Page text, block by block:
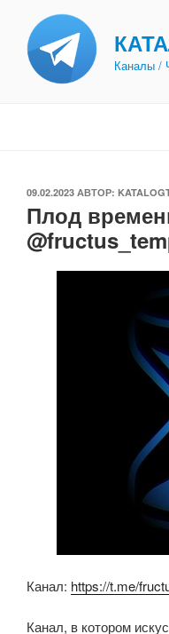
содержимому
Каналы /
ОПУБЛИКОВАНО
09.02.2023 АВТОР:
Плод
Канал: https://t.me/
Канал, в котором